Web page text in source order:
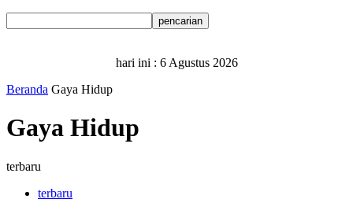
hari ini : 6 Agustus 2026
Beranda Gaya Hidup
Gaya Hidup
terbaru
terbaru